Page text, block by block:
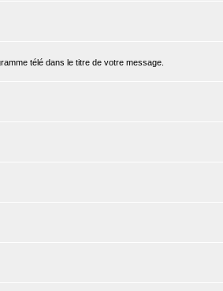
télé dans le titre de votre message.